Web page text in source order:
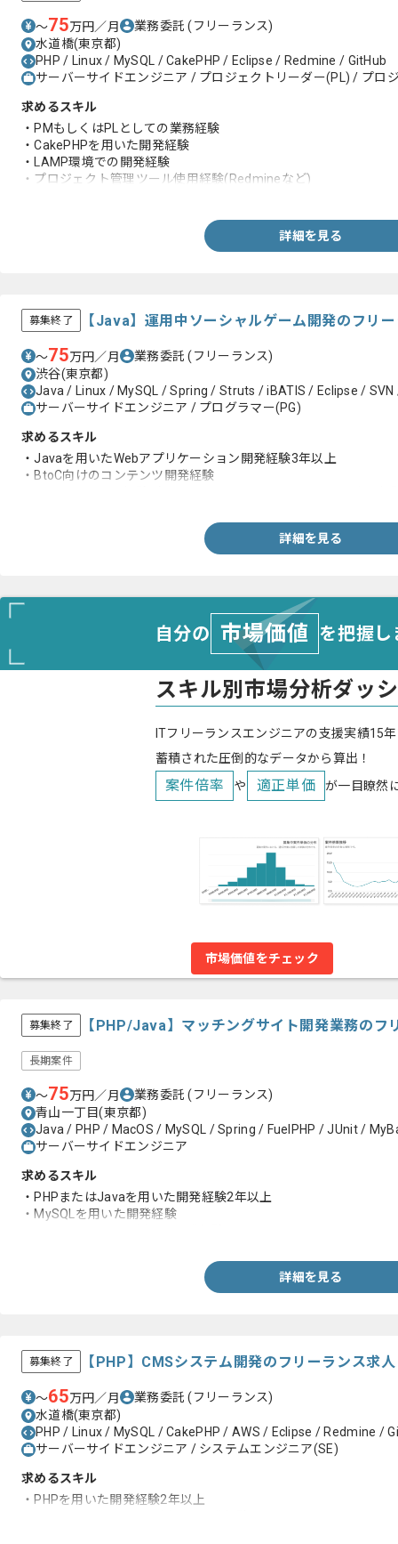
〜75万円／月 業務委託(フリーランス)
水道橋(東京都)
PHP / Linux / MySQL / CakePHP / Eclipse / Redmine / GitHub
サーバーサイドエンジニア / プロジェクトリーダー(PL) / プロ
求めるスキル
・PMもしくはPLとしての業務経験
・CakePHPを用いた開発経験
・LAMP環境での開発経験
・プロジェクト管理ツール使用経験(Redmineなど)
詳細を見る
募集終了 【Java】運用中ソーシャルゲーム開発のフリ
〜75万円／月 業務委託(フリーランス)
渋谷(東京都)
Java / Linux / MySQL / Spring / Struts / iBATIS / Eclipse /
サーバーサイドエンジニア / プログラマー(PG)
求めるスキル
・Javaを用いたWebアプリケーション開発経験3年以上
・BtoC向けのコンテンツ開発経験
詳細を見る
自分の 市場価値 を把握
スキル別市場分析ダッ
ITフリーランスエンジニアの支援実績15
蓄積された圧倒的なデータから算出！
案件倍率 や 適正単価 が一目瞭然
市場価値をチェック
募集終了 【PHP/Java】マッチングサイト開発業務のフ
長期案件
〜75万円／月 業務委託(フリーランス)
青山一丁目(東京都)
Java / PHP / MacOS / MySQL / Spring / FuelPHP / JUnit /
サーバーサイドエンジニア
求めるスキル
・PHPまたはJavaを用いた開発経験2年以上
・MySQLを用いた開発経験
詳細を見る
募集終了 【PHP】CMSシステム開発のフリーランス求
〜65万円／月 業務委託(フリーランス)
水道橋(東京都)
PHP / Linux / MySQL / CakePHP / AWS / Eclipse / Redmine /
サーバーサイドエンジニア / システムエンジニア(SE)
求めるスキル
・PHPを用いた開発経験2年以上